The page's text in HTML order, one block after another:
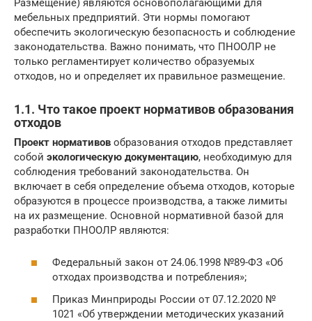
Размещение) являются основополагающими для
мебельных предприятий. Эти нормы помогают
обеспечить экологическую безопасность и соблюдение
законодательства. Важно понимать, что ПНООЛР не
только регламентирует количество образуемых
отходов, но и определяет их правильное размещение.
1.1. Что такое проект нормативов образования
отходов
Проект нормативов образования отходов представляет
собой экологическую документацию, необходимую для
соблюдения требований законодательства. Он
включает в себя определение объема отходов, которые
образуются в процессе производства, а также лимиты
на их размещение. Основной нормативной базой для
разработки ПНООЛР являются:
Федеральный закон от 24.06.1998 №89-ФЗ «Об
отходах производства и потребления»;
Приказ Минприроды России от 07.12.2020 №
1021 «Об утверждении методических указаний